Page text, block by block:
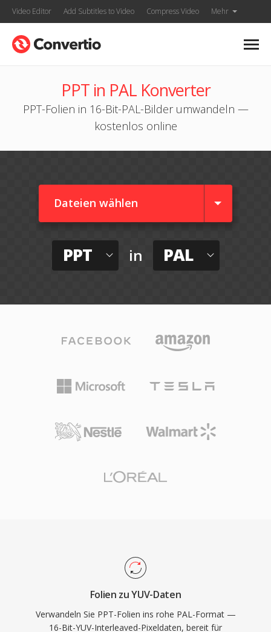
Video Editor Add Subtitles to Video Compress Video Mehr
PPT in PAL Konverter
PPT-Folien in 16-Bit-PAL-Bilder umwandeln —
kostenlos online
Dateien wählen
PPT in PAL
Folien zu YUV-Daten
Verwandeln Sie PPT-Folien ins rohe PAL-Format —
16-Bit-YUV-Interleaved-Pixeldaten, bereit für